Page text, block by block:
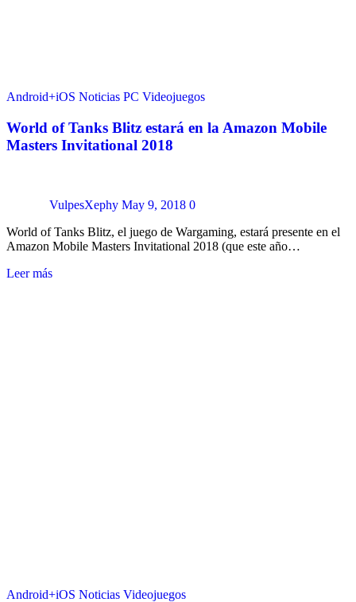
Android+iOS Noticias PC Videojuegos
World of Tanks Blitz estará en la Amazon Mobile
Masters Invitational 2018
VulpesXephy May 9, 2018 0
World of Tanks Blitz, el juego de Wargaming, estará presente en el
Amazon Mobile Masters Invitational 2018 (que este año…
Leer más
Android+iOS Noticias Videojuegos